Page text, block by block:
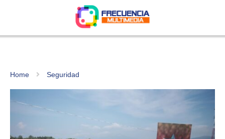
Home Seguridad